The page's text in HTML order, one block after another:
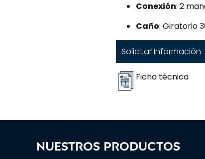
Conexión: 2
Caño: Giratorio
Solicitar Información
Ficha técnica
Nuestros productos